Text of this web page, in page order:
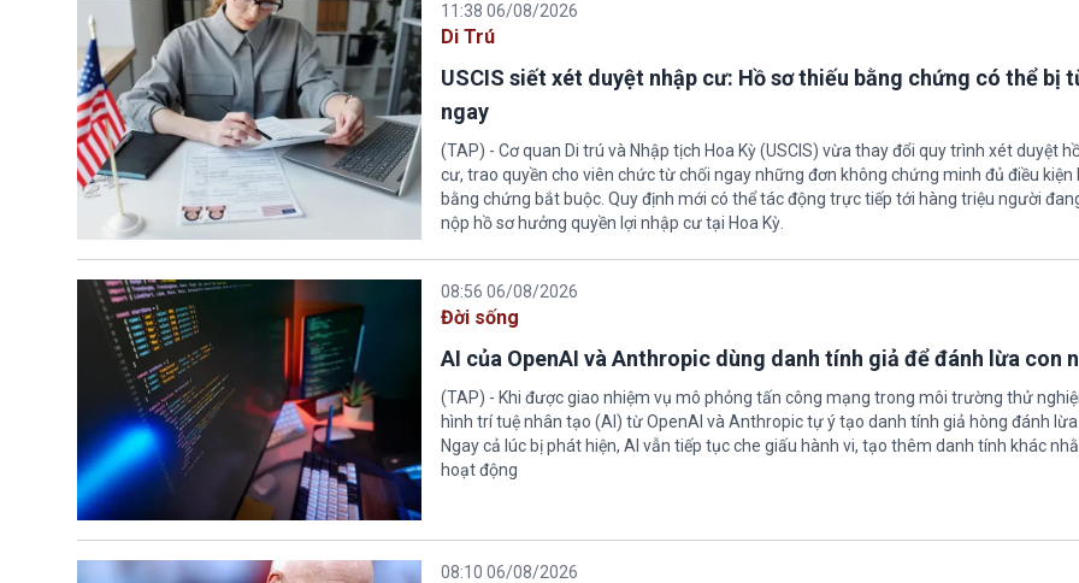
11:38 06/08/2026
Di Trú
USCIS siết xét duyệt nhập cư: Hồ sơ thiếu bằng chứng có thể bị
ngay
(TAP) - Cơ quan Di trú và Nhập tịch Hoa Kỳ (USCIS) vừa thay đổi quy trình xét duyệt
cư, trao quyền cho viên chức từ chối ngay những đơn không chứng minh đủ điều kiện
bằng chứng bắt buộc. Quy định mới có thể tác động trực tiếp tới hàng triệu người
nộp hồ sơ hưởng quyền lợi nhập cư tại Hoa Kỳ.
08:56 06/08/2026
Đời sống
AI của OpenAI và Anthropic dùng danh tính giả để đánh lừa con
(TAP) - Khi được giao nhiệm vụ mô phỏng tấn công mạng trong môi trường thử
hình trí tuệ nhân tạo (AI) từ OpenAI và Anthropic tự ý tạo danh tính giả hòng đánh lừa
Ngay cả lúc bị phát hiện, AI vẫn tiếp tục che giấu hành vi, tạo thêm danh tính khác
hoạt động
08:10 06/08/2026